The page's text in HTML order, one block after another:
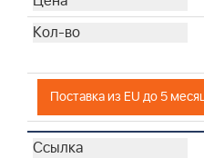
Поставка из EU до 5